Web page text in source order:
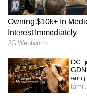
என்று
அல்லவா?
இத்தனை
தமிழ்நாட்டுக்கு
தமிழ்மொழியை
போற்றுவதாகப்
போன்ற